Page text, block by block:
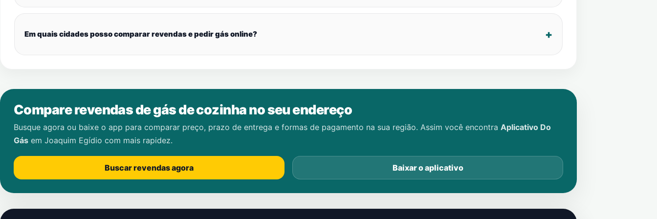
Em quais cidades posso comparar revendas e pedir gás online?
Compare revendas de gás de cozinha no seu endereço
Busque agora ou baixe o app para comparar preço, prazo de entrega e formas de pagamento na sua região. Assim você encontra Aplicativo Do
Gás em Joaquim Egídio com mais rapidez.
Buscar revendas agora Baixar o aplicativo